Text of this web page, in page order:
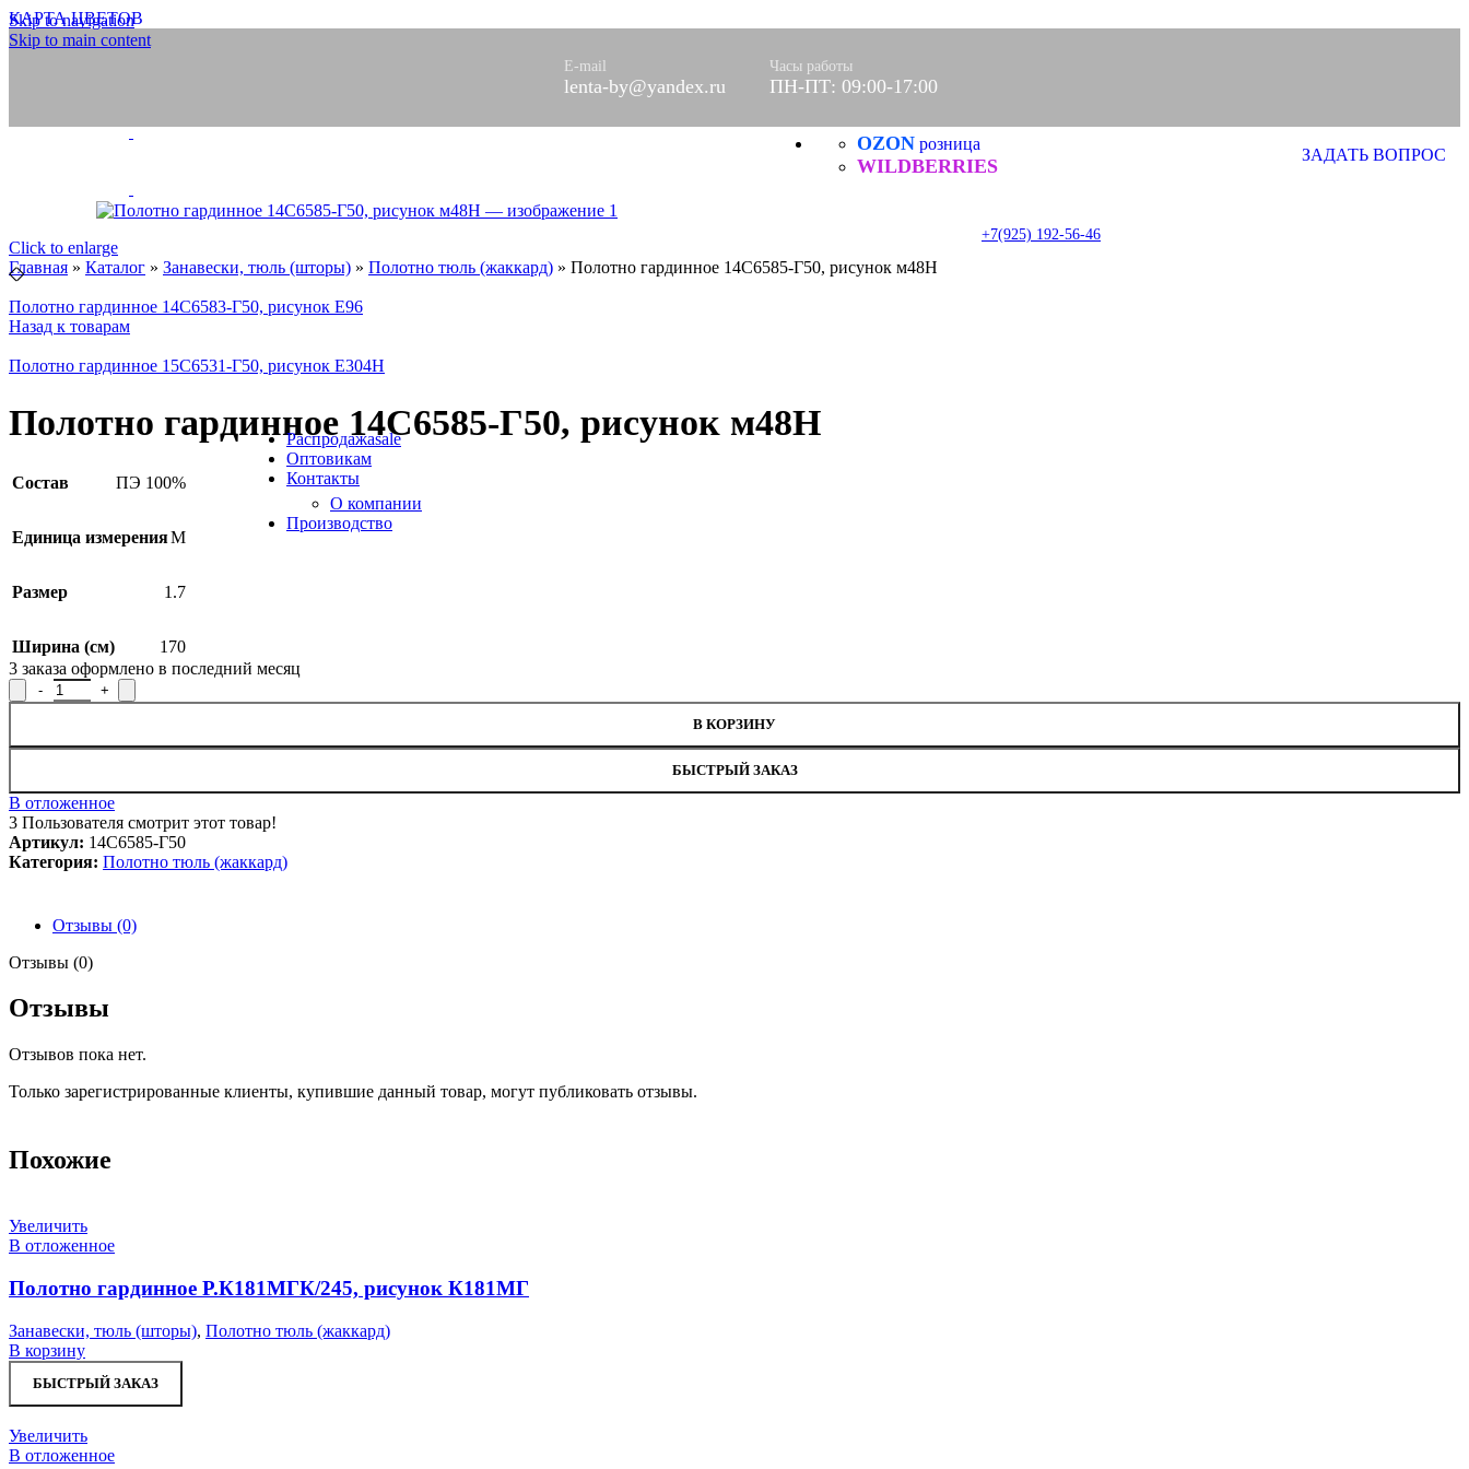
КАРТА ЦВЕТОВ
Skip to navigation
Skip to main content
E-mail
lenta-by@yandex.ru
Часы работы
ПН-ПТ: 09:00-17:00
+7(925) 192-56-46
Киперка, технические, ХБ
Скатерти, салфетки
Шнуры ПЭ и ХБ
Бытовые, технические
Отделочные
ВЕЛКРО/ЛИПУЧКА
РИТУАЛЬНАЯ КОЛЛЕКЦИЯ
НОЖНИЦЫ И НИТКИ
ИННОВАЦИИ
Продукция из арамидных нитей
Распродажаsale
Оптовикам
Контакты
О компании
Производство
OZON розница
WILDBERRIES
ЗАДАТЬ ВОПРОС
Click to enlarge
Главная » Каталог » Занавески, тюль (шторы) » Полотно тюль (жаккард) » Полотно гардинное 14С6585-Г50, рисунок м48Н
Полотно гардинное 14С6583-Г50, рисунок Е96
Назад к товарам
Полотно гардинное 15С6531-Г50, рисунок Е304Н
Полотно гардинное 14С6585-Г50, рисунок м48Н
Состав ПЭ 100%
Единица измеренияМ
Размер 1.7
Ширина (см)
170
3 заказа оформлено в последний месяц
Количество товара Полотно гардинное 14С6585-Г50, рисунок м48Н
В КОРЗИНУ
БЫСТРЫЙ ЗАКАЗ
В отложенное
3 Пользователя смотрит этот товар!
Артикул: 14С6585-Г50
Категория: Полотно тюль (жаккард)
Отзывы (0)
Отзывы (0)
Отзывы
Отзывов пока нет.
Только зарегистрированные клиенты, купившие данный товар, могут публиковать отзывы.
Похожие
Увеличить
В отложенное
Полотно гардинное Р.К181МГК/245, рисунок К181МГ
Занавески, тюль (шторы), Полотно тюль (жаккард)
В корзину
БЫСТРЫЙ ЗАКАЗ
Увеличить
В отложенное